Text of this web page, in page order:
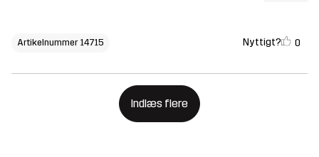
Artikelnummer 14715 Nyttigt? 0
Indlæs flere